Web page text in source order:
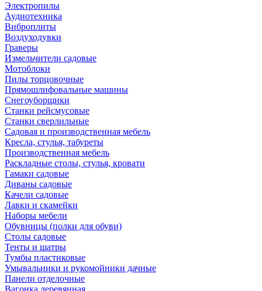
Электропилы
Аудиотехника
Виброплиты
Воздуходувки
Граверы
Измельчители садовые
Мотоблоки
Пилы торцовочные
Прямошлифовальные машины
Снегоуборщики
Станки рейсмусовые
Станки сверлильные
Садовая и производственная мебель
Кресла, стулья, табуреты
Производственная мебель
Раскладные столы, стулья, кровати
Гамаки садовые
Диваны садовые
Качели садовые
Лавки и скамейки
Наборы мебели
Обувницы (полки для обуви)
Столы садовые
Тенты и шатры
Тумбы пластиковые
Умывальники и рукомойники дачные
Панели отделочные
Вагонка деревянная